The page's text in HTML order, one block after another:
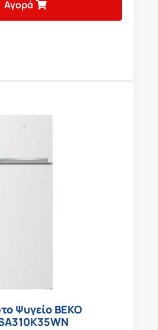
Αγορά
Ψυγείο BEKO